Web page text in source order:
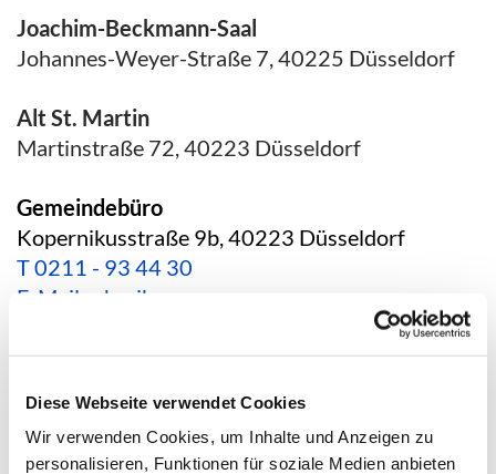
Diese Webseite verwendet Cookies
Wir verwenden Cookies, um Inhalte und Anzeigen zu
personalisieren, Funktionen für soziale Medien anbieten
Joachim-Beckmann-Saal
Johannes-Weyer-Straße 7, 40225 Düsseldorf
Alt St. Martin
Martinstraße 72, 40223 Düsseldorf
Gemeindebüro
Kopernikusstraße 9b, 40223 Düsseldorf
T0211 - 93 44 30
E-Mail schreiben
*Aktuelle Hinweise zur Erreichbarkeit findest du
hier*
Spendenkonto
Impressum